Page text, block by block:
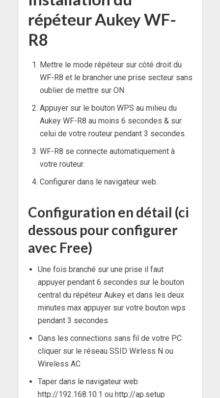
répéteur Aukey WF-
R8
Mettre le mode répéteur sur côté droit du
WF-R8 et le brancher une prise secteur sans
oublier de mettre sur ON .
Appuyer sur le bouton WPS au milieu du
Aukey WF-R8 au moins 6 secondes & sur
celui de votre routeur pendant 3 secondes.
WF-R8 se connecte automatiquement à
votre routeur.
Configurer dans le navigateur web.
Configuration en détail (ci
dessous pour configurer
avec Free)
Une fois branché sur une prise il faut
appuyer pendant 6 secondes sur le bouton
central du répéteur Aukey et dans les deux
minutes max appuyer sur votre bouton wps
pendant 3 secondes.
Dans les connections sans fil de votre PC
cliquer sur le réseau SSID Wirless N ou
Wireless AC
Taper dans le navigateur web
http://192.168.10.1 ou http://ap.setup